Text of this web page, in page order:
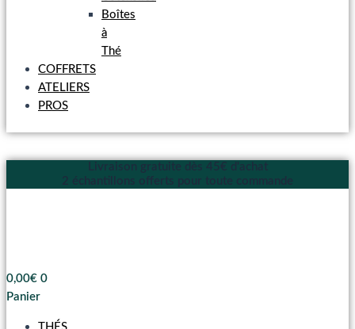
Boîtes
à
Thé
COFFRETS
ATELIERS
PROS
Livraison gratuite dès 45€ d'achat
2 échantillons offerts pour toute commande
0,00€ 0
Panier